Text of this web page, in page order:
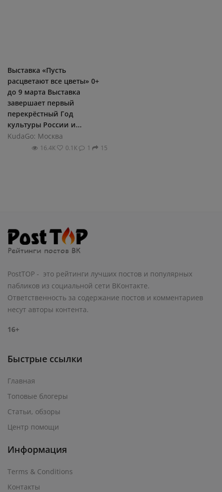
Выставка «Пусть
расцветают все цветы» 0+
до 9 марта Выставка
завершает первый
перекрёстный Год
культуры России и...
KudaGo: Москва
16.4К 0.1К 1 15
PostTOP - это рейтинги лучших постов и популярных
пабликов из социальной сети ВКонтакте.
Ответственность за содержание постов и комментариев
несут авторы контента.
16+
Быстрые ссылки
Главная
Топовые блогеры
Статьи, обзоры
Центр помощи
Информация
Terms & Conditions
Контакты